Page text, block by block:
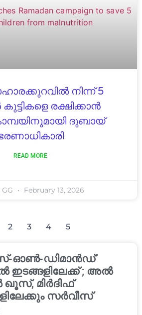
നിന്ന് 5
രക്ഷിക്കാൻ
ദുബായ്
READ MORE
February 13, 2026
2 3 4 5
ഓൺ-ഡിമാൻഡ്’
ഇടങ്ങളിലേക്ക് ; അൽ
മിർദിഫ്
സർവീസ്